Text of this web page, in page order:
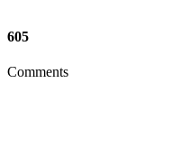
605
Comments